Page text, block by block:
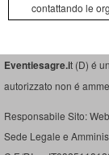
contattando le
Eventiesagre.it (D) é
autorizzato non é
Responsabile Sito:
Sede Legale e